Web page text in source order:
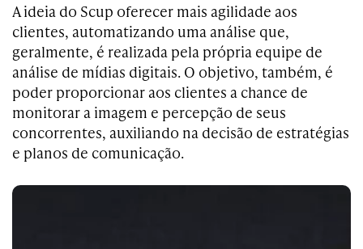
A ideia do Scup oferecer mais agilidade aos
clientes, automatizando uma análise que,
geralmente, é realizada pela própria equipe de
análise de mídias digitais. O objetivo, também, é
poder proporcionar aos clientes a chance de
monitorar a imagem e percepção de seus
concorrentes, auxiliando na decisão de estratégias
e planos de comunicação.